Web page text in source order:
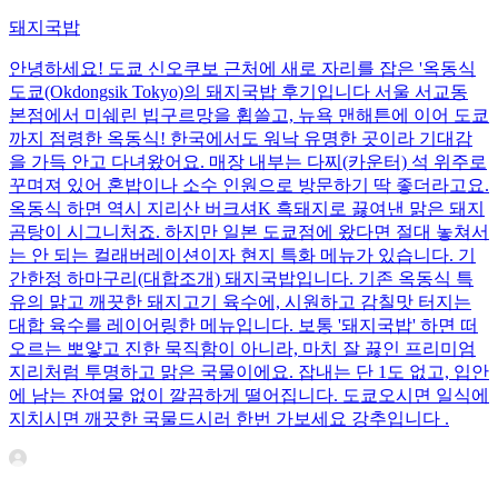
돼지국밥
안녕하세요! 도쿄 신오쿠보 근처에 새로 자리를 잡은 '옥동식
도쿄(Okdongsik Tokyo)의 돼지국밥 후기입니다 서울 서교동
본점에서 미쉐린 빕구르망을 휩쓸고, 뉴욕 맨해튼에 이어 도쿄
까지 점령한 옥동식! 한국에서도 워낙 유명한 곳이라 기대감
을 가득 안고 다녀왔어요. 매장 내부는 다찌(카운터) 석 위주로
꾸며져 있어 혼밥이나 소수 인원으로 방문하기 딱 좋더라고요.
옥동식 하면 역시 지리산 버크셔K 흑돼지로 끓여낸 맑은 돼지
곰탕이 시그니처죠. 하지만 일본 도쿄점에 왔다면 절대 놓쳐서
는 안 되는 컬래버레이션이자 현지 특화 메뉴가 있습니다. 기
간한정 하마구리(대합조개) 돼지국밥입니다. 기존 옥동식 특
유의 맑고 깨끗한 돼지고기 육수에, 시원하고 감칠맛 터지는
대합 육수를 레이어링한 메뉴입니다. 보통 '돼지국밥' 하면 떠
오르는 뽀얗고 진한 묵직함이 아니라, 마치 잘 끓인 프리미엄
지리처럼 투명하고 맑은 국물이에요. 잡내는 단 1도 없고, 입안
에 남는 잔여물 없이 깔끔하게 떨어집니다. 도쿄오시면 일식에
지치시면 깨끗한 국물드시러 한번 가보세요 강추입니다 .